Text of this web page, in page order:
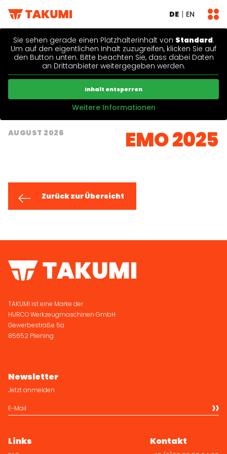
DE EN
Sie sehen gerade einen Platzhalterinhalt von Standard.
Um auf den eigentlichen Inhalt zuzugreifen, klicken Sie auf
den Button unten. Bitte beachten Sie, dass dabei Daten
an Drittanbieter weitergegeben werden.
Inhalt entsperren
Weitere Informationen
AUGUST 2026 EMO 2025
Zurück zur Übersicht
TAKUMI ist eine Marke der
HURCO Werkzeugmaschinen GmbH
Gewerbestraße 5a
85652 Pliening
Newsletter
Jetzt anmelden
Links Kontakt